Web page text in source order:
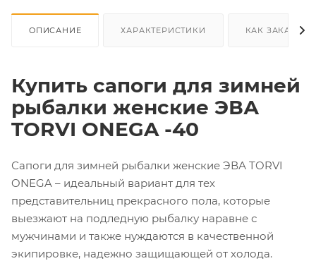
ОПИСАНИЕ ХАРАКТЕРИСТИКИ КАК ЗАКАЗАТЬ
Купить сапоги для зимней
рыбалки женские ЭВА
TORVI ONEGA -40
Сапоги для зимней рыбалки женские ЭВА TORVI
ONEGA – идеальный вариант для тех
представительниц прекрасного пола, которые
выезжают на подледную рыбалку наравне с
мужчинами и также нуждаются в качественной
экипировке, надежно защищающей от холода.